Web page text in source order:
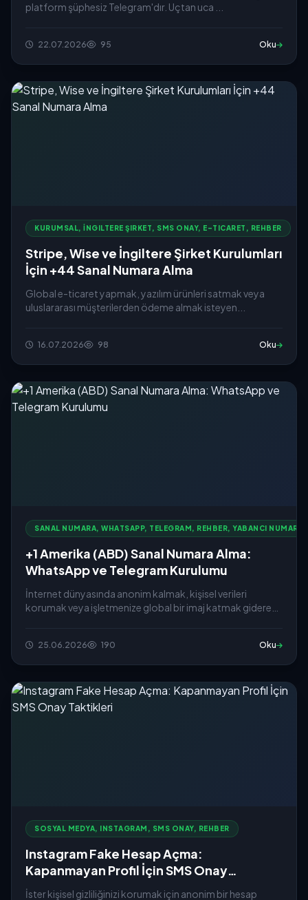
platform şüphesiz Telegram'dır. Uçtan uca ...
22.07.2026 95 Oku
KURUMSAL, İNGILTERE ŞIRKET, SMS ONAY, E-TICARET, REHBER
Stripe, Wise ve İngiltere Şirket Kurulumları
İçin +44 Sanal Numara Alma
Global e-ticaret yapmak, yazılım ürünleri satmak veya
uluslararası müşterilerden ödeme almak isteyen...
16.07.2026 98 Oku
SANAL NUMARA, WHATSAPP, TELEGRAM, REHBER, YABANCI NUMARA
+1 Amerika (ABD) Sanal Numara Alma:
WhatsApp ve Telegram Kurulumu
İnternet dünyasında anonim kalmak, kişisel verileri
korumak veya işletmenize global bir imaj katmak giderek
25.06.2026 190 Oku
SOSYAL MEDYA, INSTAGRAM, SMS ONAY, REHBER
Instagram Fake Hesap Açma:
Kapanmayan Profil İçin SMS Onay
Taktikleri
İster kişisel gizliliğinizi korumak için anonim bir hesap